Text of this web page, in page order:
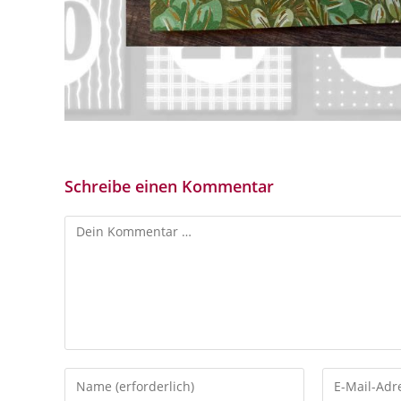
Schreibe einen Kommentar
Kommentar
Gib
Gib